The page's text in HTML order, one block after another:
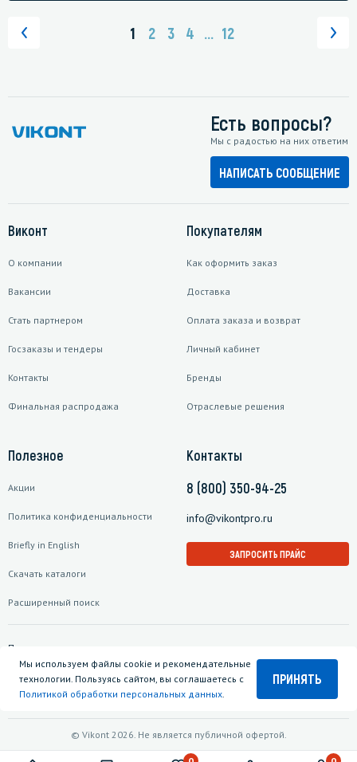
1 2 3 4 ... 12
Есть вопросы?
Мы с радостью на них ответим
НАПИСАТЬ СООБЩЕНИЕ
Виконт
О компании
Вакансии
Стать партнером
Госзаказы и тендеры
Контакты
Финальная распродажа
Покупателям
Как оформить заказ
Доставка
Оплата заказа и возврат
Личный кабинет
Бренды
Отраслевые решения
Полезное
Акции
Политика конфиденциальности
Briefly in English
Скачать каталоги
Расширенный поиск
Контакты
8 (800) 350-94-25
info@vikontpro.ru
ЗАПРОСИТЬ ПРАЙС
© Vikont 2026. Не является публичной офертой.
Подписаться на рассылку
Мы используем файлы cookie и рекомендательные
технологии. Пользуясь сайтом, вы соглашаетесь с
Политикой обработки персональных данных.
ПРИНЯТЬ